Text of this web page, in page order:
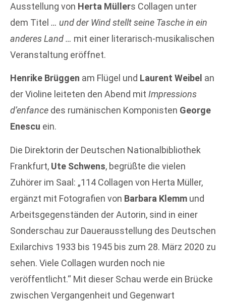
Ausstellung von Herta Müllers Collagen unter
dem Titel … und der Wind stellt seine Tasche in ein
anderes Land … mit einer literarisch-musikalischen
Veranstaltung eröffnet.
Henrike Brüggen am Flügel und Laurent Weibel an
der Violine leiteten den Abend mit Impressions
d’enfance des rumänischen Komponisten George
Enescu ein.
Die Direktorin der Deutschen Nationalbibliothek
Frankfurt, Ute Schwens, begrüßte die vielen
Zuhörer im Saal: „114 Collagen von Herta Müller,
ergänzt mit Fotografien von Barbara Klemm und
Arbeitsgegenständen der Autorin, sind in einer
Sonderschau zur Dauerausstellung des Deutschen
Exilarchivs 1933 bis 1945 bis zum 28. März 2020 zu
sehen. Viele Collagen wurden noch nie
veröffentlicht.“ Mit dieser Schau werde ein Brücke
zwischen Vergangenheit und Gegenwart